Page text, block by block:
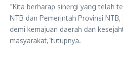
“Kita berharap sinergi yang telah
NTB dan Pemerintah Provinsi
demi kemajuan daerah dan
masyarakat,”tutupnya.